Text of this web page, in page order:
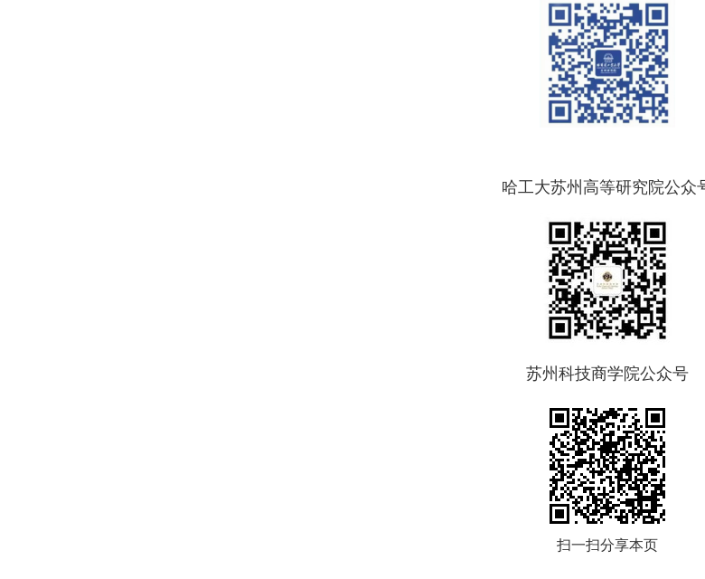
哈工大苏州高等研究院公众
苏州科技商学院公众号
扫一扫分享本页